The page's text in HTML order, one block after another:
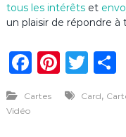
tous les intérêtset
un plaisir de répondre
F
c
Pi
n
te
T
it
P
Cartes Card,
Vidéo